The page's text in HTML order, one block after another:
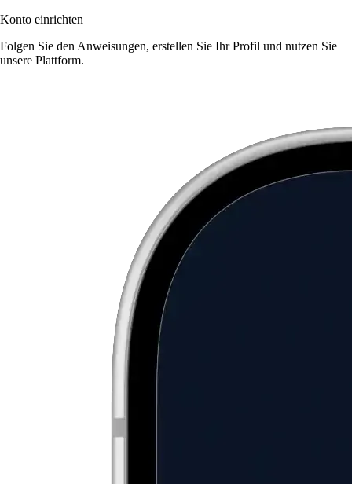
Konto einrichten
Folgen Sie den Anweisungen, erstellen Sie Ihr Profil und nutzen Sie
unsere Plattform.